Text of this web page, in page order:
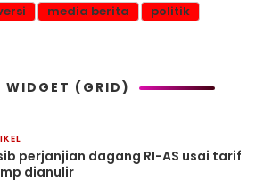
media berita
politik
WIDGET (GRID)
perjanjian dagang RI-AS usai tarif
dianulir